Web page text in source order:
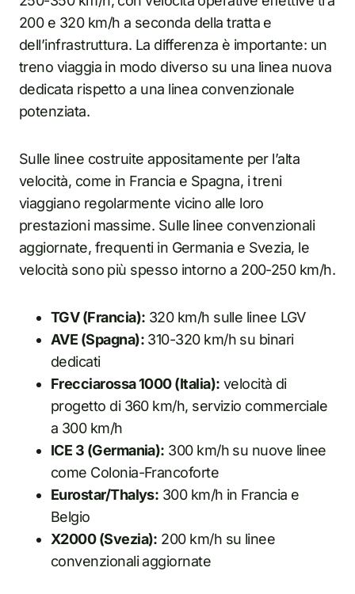
200 e 320 km/h a seconda della tratta e
dell’infrastruttura. La differenza è importante: un
treno viaggia in modo diverso su una linea nuova
dedicata rispetto a una linea convenzionale
potenziata.
Sulle linee costruite appositamente per l’alta
velocità, come in Francia e Spagna, i treni
viaggiano regolarmente vicino alle loro
prestazioni massime. Sulle linee convenzionali
aggiornate, frequenti in Germania e Svezia, le
velocità sono più spesso intorno a 200-250 km/h.
TGV (Francia): 320 km/h sulle linee LGV
AVE (Spagna):310-320 km/h su binari
dedicati
Frecciarossa 1000 (Italia): velocità di
progetto di 360 km/h, servizio commerciale
a 300 km/h
ICE 3 (Germania): 300 km/h su nuove linee
come Colonia-Francoforte
Eurostar/Thalys: 300 km/h in Francia e
Belgio
X2000 (Svezia): 200 km/h su linee
convenzionali aggiornate